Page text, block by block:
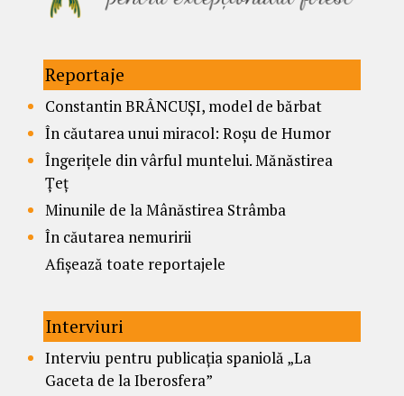
Reportaje
Constantin BRÂNCUȘI, model de bărbat
În căutarea unui miracol: Roșu de Humor
Îngerițele din vârful muntelui. Mănăstirea
Țeț
Minunile de la Mânăstirea Strâmba
În căutarea nemuririi
Afișează toate reportajele
Interviuri
Interviu pentru publicația spaniolă „La
Gaceta de la Iberosfera”